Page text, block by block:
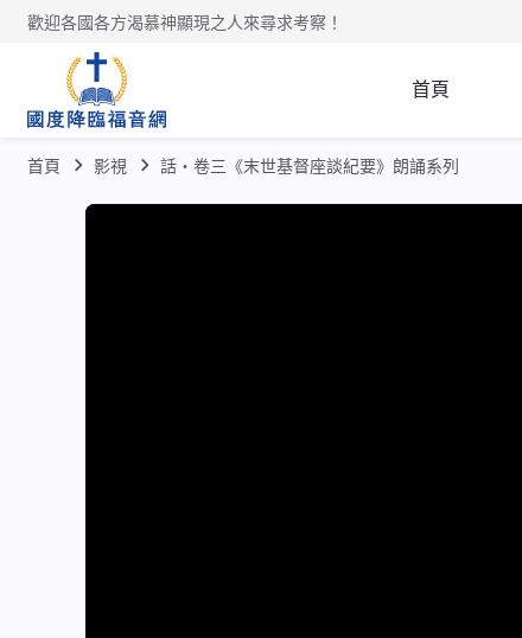
歡迎各國各方渴慕神顯現之人來尋求考察！
首頁
首頁 影視 話・卷三《末世基督座談紀要》朗誦系列